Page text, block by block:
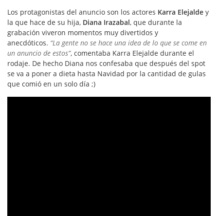
Los protagonistas del anuncio son los actores Karra Elejalde y
la que hace de su hija, Diana Irazabal, que durante la
grabación viveron momentos muy divertidos y
anecdóticos. “La gente no se hace una idea de lo que se come en
un anuncio de estos”, comentaba Karra Elejalde durante el
rodaje. De hecho Diana nos confesaba que después del spot
se va a poner a dieta hasta Navidad por la cantidad de gulas
que comió en un solo día ;)